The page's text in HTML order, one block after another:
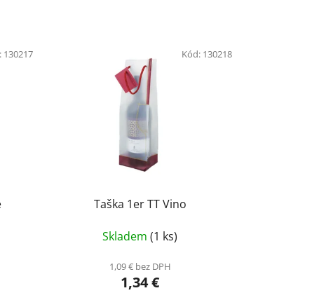
130217
Taška 1er TT Vino
Skladem(1 ks)
1,09 € bez DPH
1,34 €
Kód: 130218